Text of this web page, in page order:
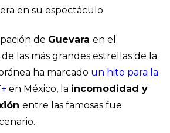
en su espectáculo.
de Guevara en el
las más grandes estrellas de la
ha marcado un hito para la
en México, la incomodidad y
entre las famosas fue